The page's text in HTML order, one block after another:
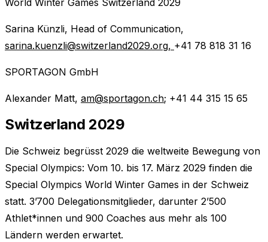
World Winter Games Switzerland 2029
Sarina Künzli, Head of Communication,
sarina.kuenzli@switzerland2029.org, +41 78 818 31 16
SPORTAGON GmbH
Alexander Matt, am@sportagon.ch; +41 44 315 15 65
Switzerland 2029
Die Schweiz begrüsst 2029 die weltweite Bewegung von
Special Olympics: Vom 10. bis 17. März 2029 finden die
Special Olympics World Winter Games in der Schweiz
statt. 3’700 Delegationsmitglieder, darunter 2’500
Athlet*innen und 900 Coaches aus mehr als 100
Ländern werden erwartet.